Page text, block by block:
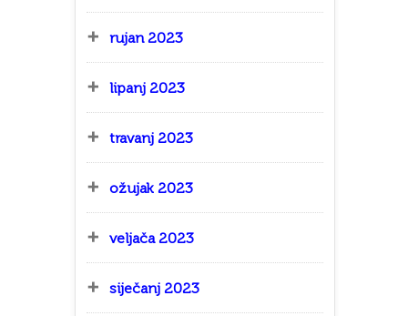
rujan 2023
lipanj 2023
travanj 2023
ožujak 2023
veljača 2023
siječanj 2023